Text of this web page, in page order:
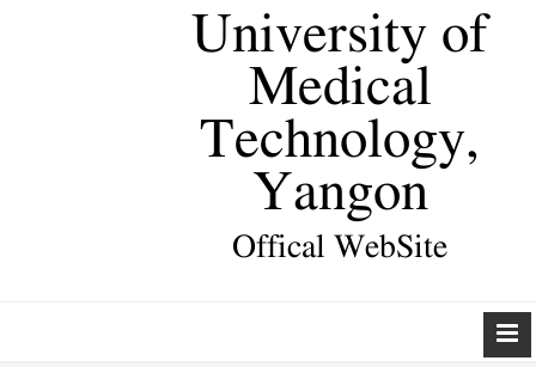
University of
Medical
Technology,
Yangon
Offical WebSite